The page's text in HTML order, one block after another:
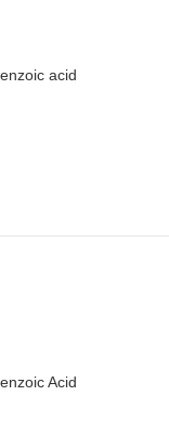
acid
Acid